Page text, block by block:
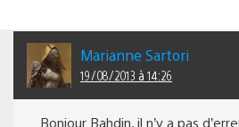
Marianne Sartori
19/08/2013 à 14:26
Bonjour Bahdin, il n’y a pas